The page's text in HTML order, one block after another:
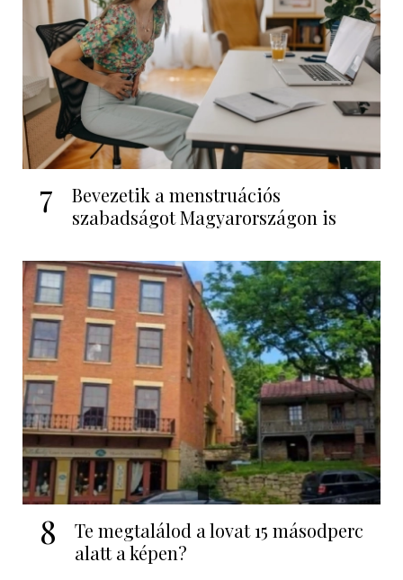
7
Bevezetik a menstruációs
szabadságot Magyarországon is
8
Te megtalálod a lovat 15 másodperc
alatt a képen?